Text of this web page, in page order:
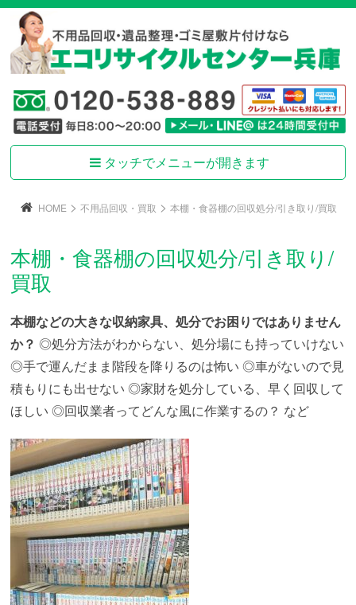
タッチでメニューが開きます
HOME > 不用品回収・買取 > 本棚・食器棚の回収処分/引き取り/買取
本棚・食器棚の回収処分/引き取り/
買取
本棚などの大きな収納家具、処分でお困りではありません
か？ ◎処分方法がわからない、処分場にも持っていけない
◎手で運んだまま階段を降りるのは怖い ◎車がないので見
積もりにも出せない ◎家財を処分している、早く回収して
ほしい ◎回収業者ってどんな風に作業するの？ など